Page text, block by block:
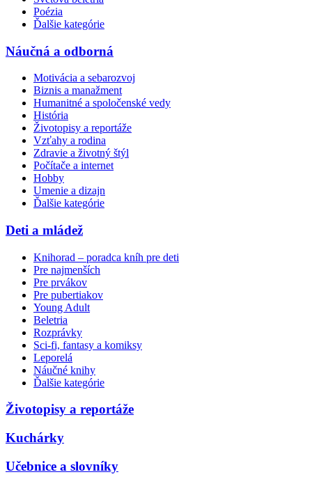
Poézia
Ďalšie kategórie
Náučná a odborná
Motivácia a sebarozvoj
Biznis a manažment
Humanitné a spoločenské vedy
História
Životopisy a reportáže
Vzťahy a rodina
Zdravie a životný štýl
Počítače a internet
Hobby
Umenie a dizajn
Ďalšie kategórie
Deti a mládež
Knihorad – poradca kníh pre deti
Pre najmenších
Pre prvákov
Pre pubertiakov
Young Adult
Beletria
Rozprávky
Sci-fi, fantasy a komiksy
Leporelá
Náučné knihy
Ďalšie kategórie
Životopisy a reportáže
Kuchárky
Učebnice a slovníky